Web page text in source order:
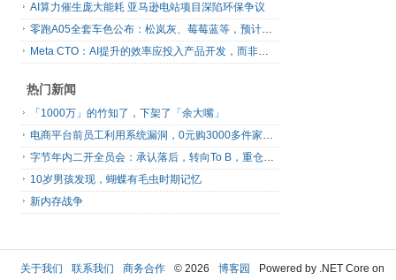
AI算力催生庞大能耗 亚马逊电站项目深陷环保争议
零跑A05全套车色公布：松岚灰、莓莓蓝等，预计明日上市
Meta CTO：AI提升的效率应投入产品开发，而非增加休假
热门新闻
「1000万」的竹知了，下架了「余大嘴」
电商平台前员工利用系统漏洞，0元购3000多件家电！
字节年内二开全员会：承认落后，转向To B，重仓年轻人
10岁男孩发现，蝴蝶有毛虫时期记忆
新内存战争
关于我们 联系我们 商务合作 © 2026 博客园
Powered by .NET Core on